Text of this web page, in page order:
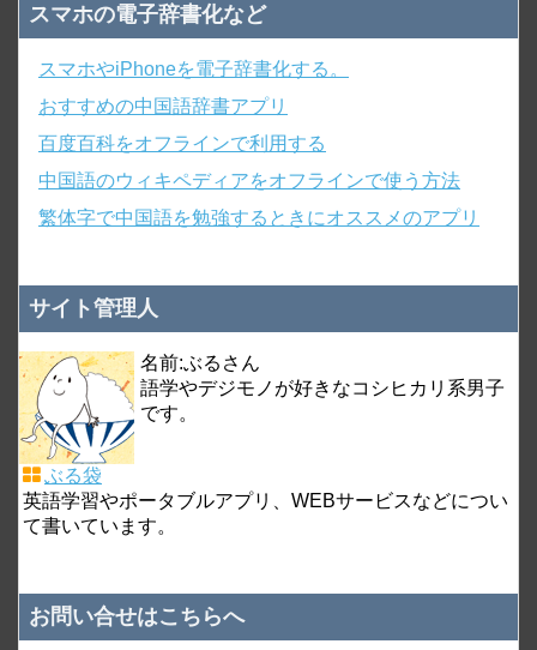
スマホの電子辞書化など
スマホやiPhoneを電子辞書化する。
おすすめの中国語辞書アプリ
百度百科をオフラインで利用する
中国語のウィキペディアをオフラインで使う方法
繁体字で中国語を勉強するときにオススメのアプリ
サイト管理人
名前:ぶるさん
語学やデジモノが好きなコシヒカリ系男子
です。
ぶる袋
英語学習やポータブルアプリ、WEBサービスなどについ
て書いています。
お問い合せはこちらへ